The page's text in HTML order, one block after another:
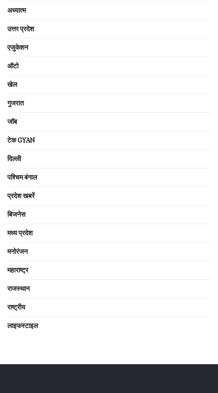
अध्यात्म
उत्तर प्रदेश
एजुकेशन
ऑटो
खेल
गुजरात
जॉब
टेक GYAN
दिल्ली
पश्चिम बंगाल
प्रदेश खबरें
बिजनेस
मध्य प्रदेश
मनोरंजन
महाराष्ट्र
राजस्थान
राष्ट्रीय
लाइफस्टाइल